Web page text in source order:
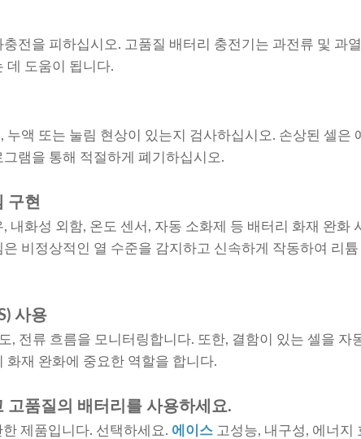
전을 피하십시오. 고품질 배터리 충전기는 과전류 및 과
데 도움이 됩니다.
누액 또는 눌림 현상이 있는지 검사하십시오. 손상된 셀은
램을 통해 적절하게 폐기하십시오.
구현
내화성 외함, 온도 센서, 자동 소화제 등 배터리 화재 완화
비정상적인 열 수준을 감지하고 신속하게 작동하여 리
사용
, 전류 흐름을 모니터링합니다. 또한, 결함이 있는 셀을 자
화재 완화에 중요한 역할을 합니다.
고품질의 배터리를 사용하세요.
제품입니다. 선택하세요. 에이스 고성능, 내구성, 에너지